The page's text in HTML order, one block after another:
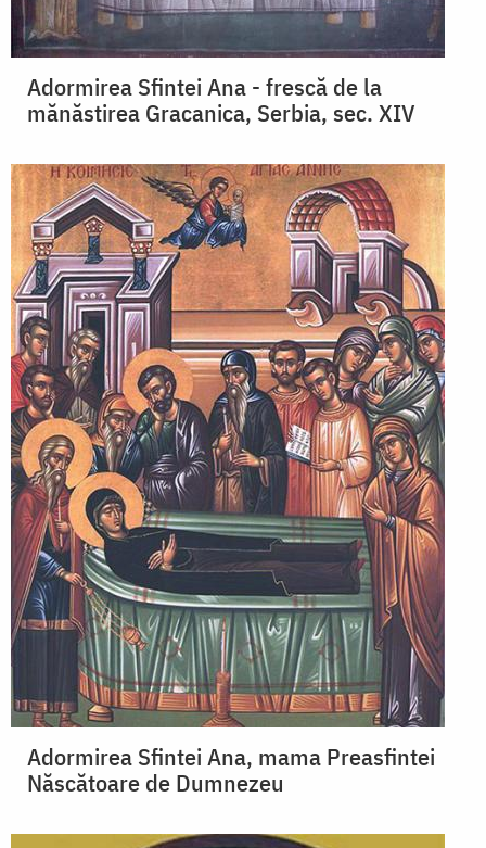
Adormirea Sfintei Ana - frescă de la
mănăstirea Gracanica, Serbia, sec. XIV
Adormirea Sfintei Ana, mama Preasfintei
Născătoare de Dumnezeu